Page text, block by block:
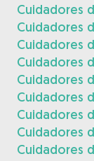
Cuidadores
Cuidadores
Cuidadores
Cuidadores
Cuidadores
Cuidadores
Cuidadores
Cuidadores
Cuidadores